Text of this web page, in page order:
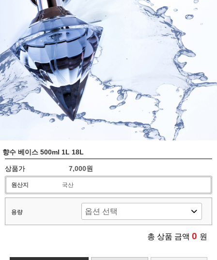
향수 베이스 500ml 1L 18L
상품가 7,000원
원산지 국산
용량
총 상품 금액 0 원